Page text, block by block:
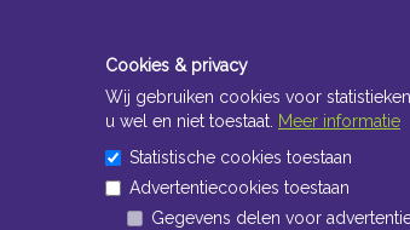
Cookies & privacy
Wij gebruiken cookies voor
u wel en niet toestaat. Meer informatie
Statistische cookies toestaan
Advertentiecookies toestaan
Gegevens delen voor